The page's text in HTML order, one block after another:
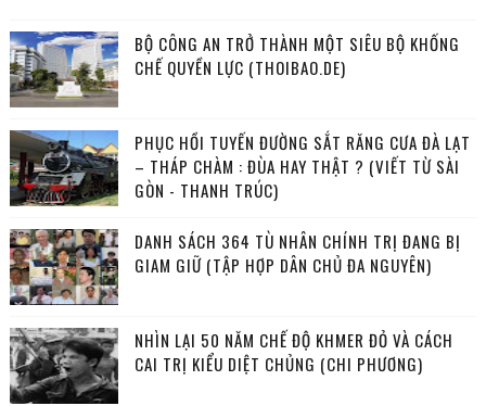
BỘ CÔNG AN TRỞ THÀNH MỘT SIÊU BỘ KHỐNG
CHẾ QUYỀN LỰC (THOIBAO.DE)
PHỤC HỒI TUYẾN ĐƯỜNG SẮT RĂNG CƯA ĐÀ LẠT
– THÁP CHÀM : ĐÙA HAY THẬT ? (VIẾT TỪ SÀI
GÒN - THANH TRÚC)
DANH SÁCH 364 TÙ NHÂN CHÍNH TRỊ ĐANG BỊ
GIAM GIỮ (TẬP HỢP DÂN CHỦ ĐA NGUYÊN)
NHÌN LẠI 50 NĂM CHẾ ĐỘ KHMER ĐỎ VÀ CÁCH
CAI TRỊ KIỂU DIỆT CHỦNG (CHI PHƯƠNG)